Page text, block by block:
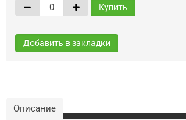
Купить
Добавить в закладки
Описание